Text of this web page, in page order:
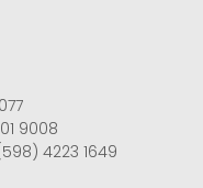
9008
4223 1649